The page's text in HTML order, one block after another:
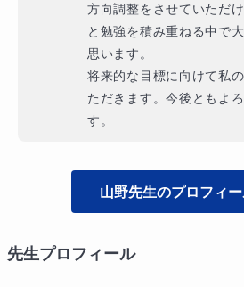
方向調整をさせていただ
と勉強を積み重ねる中で
思います。
将来的な目標に向けて私
ただきます。今後ともよ
す。
山野先生のプロフィ
先生プロフィール